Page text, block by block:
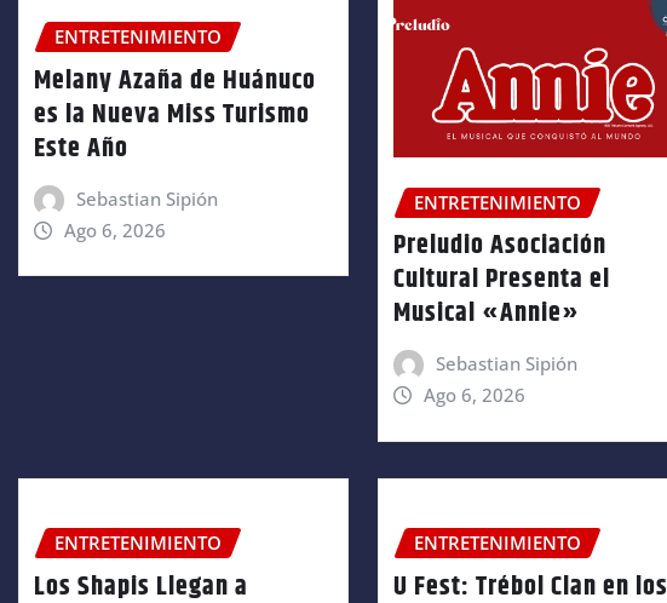
ENTRETENIMIENTO
Melany Azaña de Huánuco
es la Nueva Miss Turismo
Este Año
Sebastian Sipión
Ago 6, 2026
ENTRETENIMIENTO
Preludio Asociación
Cultural Presenta el
Musical «Annie»
Sebastian Sipión
Ago 6, 2026
ENTRETENIMIENTO
Los Shapis Llegan a
ENTRETENIMIENTO
U Fest: Trébol Clan en los